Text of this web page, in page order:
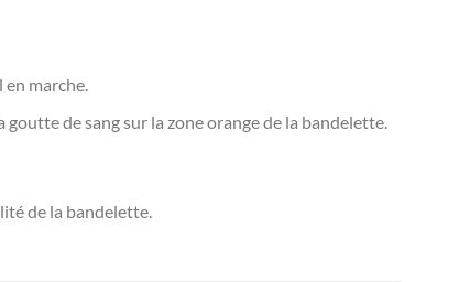
marche.
de sang sur la zone orange de la bandelette.
de la bandelette.